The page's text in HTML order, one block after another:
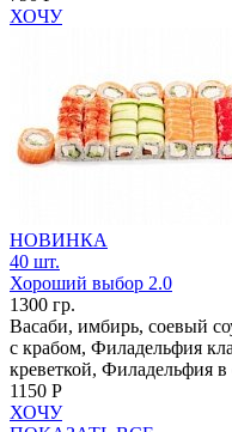
ХОЧУ
НОВИНКА
40 шт.
Хороший выбор 2.0
1300 гр.
Васаби, имбирь, соевый
с крабом, Филадельфия
креветкой, Филадельфия в
1150 Р
ХОЧУ